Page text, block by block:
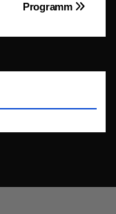
Programm